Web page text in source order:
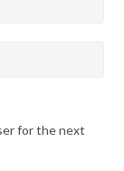
for the next